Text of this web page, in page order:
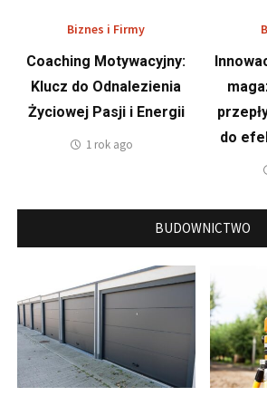
Biznes i Firmy
Coaching Motywacyjny:
Klucz do Odnalezienia
Życiowej Pasji i Energii
1 rok ago
do
BUDOWNICTWO